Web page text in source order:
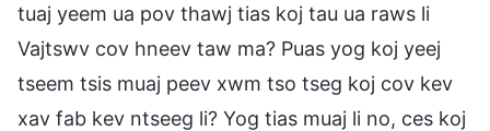
tuaj yeem ua pov thawj tias koj tau ua raws li
Vajtswv cov hneev taw ma? Puas yog koj yeej
tseem tsis muaj peev xwm tso tseg koj cov kev
xav fab kev ntseeg li? Yog tias muaj li no, ces koj